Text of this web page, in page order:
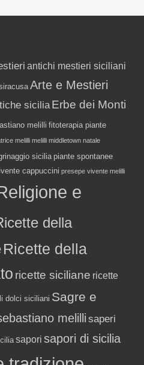
antichi mestieri siciliani
Arte e Mestieri
siciliaErbe dei Monti
melilli fitoterapia piante
melilli melilli middletown natale
sicilia piante spontanee
cappuccini presepe vivente melilli
e
della
Ricette della
ricette siciliane ricette
dolci siciliani Sagre e
melilli saperi
sapori sapori di sicilia